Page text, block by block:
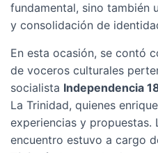
fundamental, sino también
y consolidación de
En esta ocasión, se contó
de voceros culturales
socialista Independencia
La Trinidad, quienes
experiencias y propuestas.
encuentro estuvo a cargo